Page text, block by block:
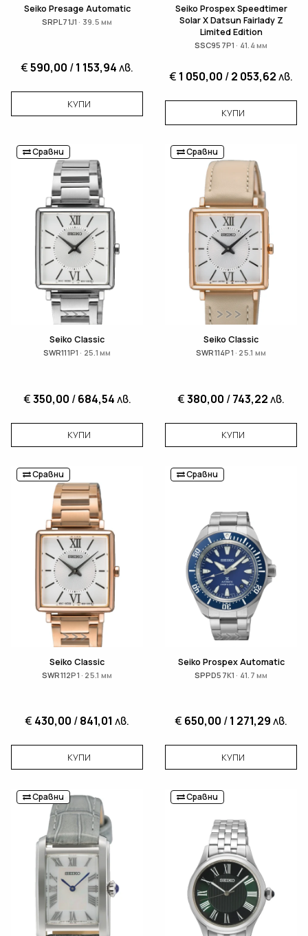
Seiko Presage Automatic
SRPL71J1 · 39.5 мм
€590,00 /1 153,94лв.
КУПИ
Seiko Prospex Speedtimer
Solar X Datsun Fairlady Z
Limited Edition
SSC957P1 · 41.4 мм
€ 1 050,00 /2 053,62лв.
КУПИ
Сравни
Seiko Classic
SWR111P1 · 25.1 мм
€350,00 /684,54лв.
КУПИ
Сравни
Seiko Classic
SWR114P1 · 25.1 мм
€380,00 /743,22лв.
КУПИ
Сравни
Seiko Classic
SWR112P1 · 25.1 мм
€ 430,00 /841,01 лв.
КУПИ
Сравни
Seiko Prospex Automatic
SPPD57K1 · 41.7 мм
€ 650,00 /1 271,29лв.
КУПИ
Сравни Сравни